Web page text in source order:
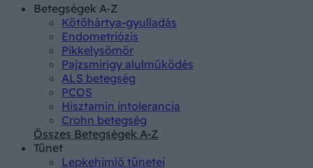
Betegségek A-Z
Kötőhártya-gyulladás
Endometriózis
Pikkelysömör
Pajzsmirigy alulműködés
ALS betegség
PCOS
Hisztamin intolerancia
Crohn betegség
Összes Betegségek A-Z
Tünet
Lepkehimlő tünetei